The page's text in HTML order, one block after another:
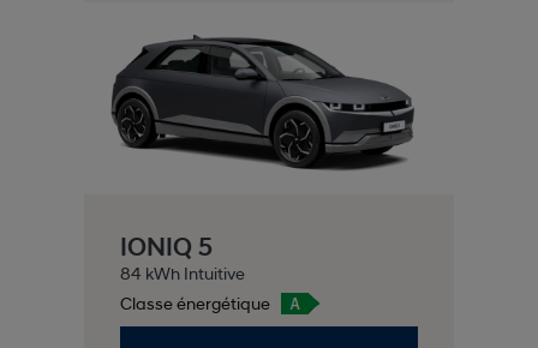
IONIQ 5
84 kWh Intuitive
Classe énergétique